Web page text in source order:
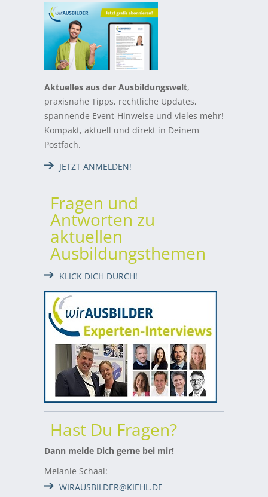
Aktuelles aus der Ausbildungswelt,
praxisnahe Tipps, rechtliche Updates,
spannende Event-Hinweise und vieles mehr!
Kompakt, aktuell und direkt in Deinem
Postfach.
JETZT ANMELDEN!
Fragen und
Antworten zu
aktuellen
Ausbildungsthemen
KLICK DICH DURCH!
Hast Du Fragen?
Dann melde Dich gerne bei mir!
Melanie Schaal:
WIRAUSBILDER@KIEHL.DE